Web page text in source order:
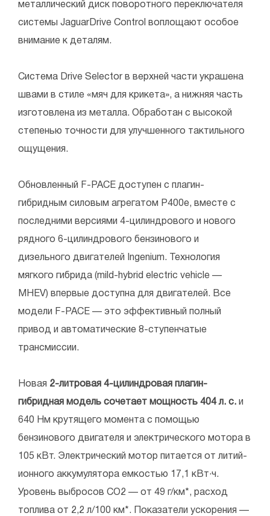
металлический диск поворотного переключателя
системы JaguarDrive Control воплощают особое
внимание к деталям.
Система Drive Selector в верхней части украшена
швами в стиле «мяч для крикета», а нижняя часть
изготовлена из металла. Обработан с высокой
степенью точности для улучшенного тактильного
ощущения.
Обновленный F-PACE доступен с плагин-
гибридным силовым агрегатом P400e, вместе с
последними версиями 4-цилиндрового и нового
рядного 6-цилиндрового бензинового и
дизельного двигателей Ingenium. Технология
мягкого гибрида (mild-hybrid electric vehicle —
MHEV) впервые доступна для двигателей. Все
модели F-PACE — это эффективный полный
привод и автоматические 8-ступенчатые
трансмиссии.
Новая 2-литровая 4-цилиндровая плагин-
гибридная модель сочетает мощность 404 л. с. и
640 Нм крутящего момента с помощью
бензинового двигателя и электрического мотора в
105 кВт. Электрический мотор питается от литий-
ионного аккумулятора емкостью 17,1 кВт·ч.
Уровень выбросов CO2 — от 49 г/км*, расход
топлива от 2,2 л/100 км*. Показатели ускорения —